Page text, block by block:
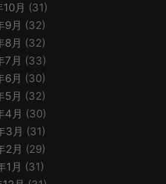
月 (31)
9月 (32)
8月 (32)
7月 (33)
6月 (30)
5月 (32)
4月 (30)
3月 (31)
2月 (29)
1月 (31)